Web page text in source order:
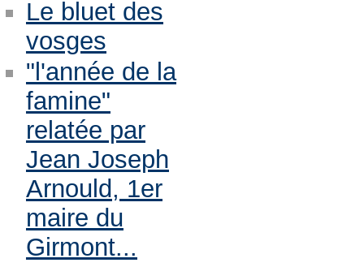
Le bluet des
vosges
"l'année de la
famine"
relatée par
Jean Joseph
Arnould, 1er
maire du
Girmont...